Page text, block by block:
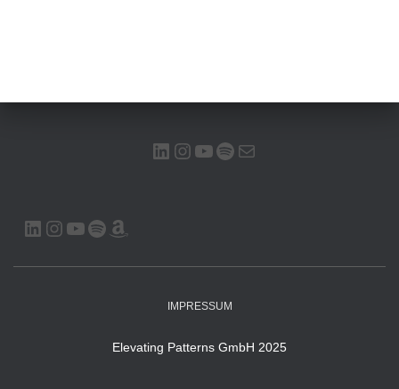
LINKEDIN INSTAGRAM YOUTUBE SPOTIFY
LINKEDIN INSTAGRAM YOUTUBE SPOTIFY
IMPRESSUM
Elevating Patterns GmbH 2025